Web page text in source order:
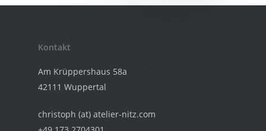
Kontakt
Am Krüppershaus 58a
42111 Wuppertal
christoph (at) atelier-nitz.com